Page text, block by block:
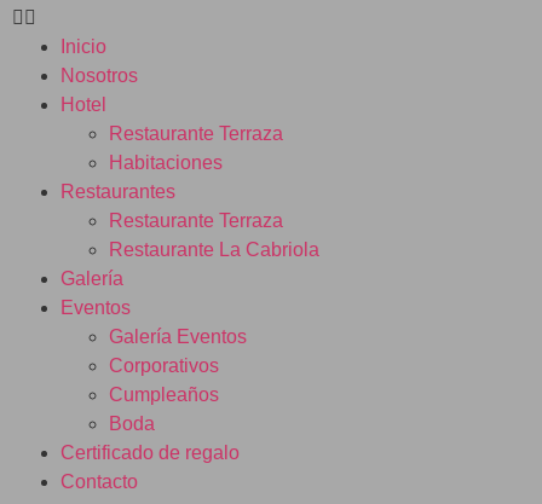
Inicio
Nosotros
Hotel
Restaurante Terraza
Habitaciones
Restaurantes
Restaurante Terraza
Restaurante La Cabriola
Galería
Eventos
Galería Eventos
Corporativos
Cumpleaños
Boda
Certificado de regalo
Contacto